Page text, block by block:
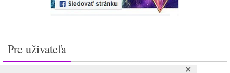
✕
Pre uživateľa